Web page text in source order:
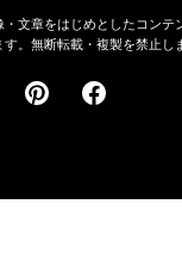
文章をはじめとしたコンテ
。無断転載・複製を禁止し